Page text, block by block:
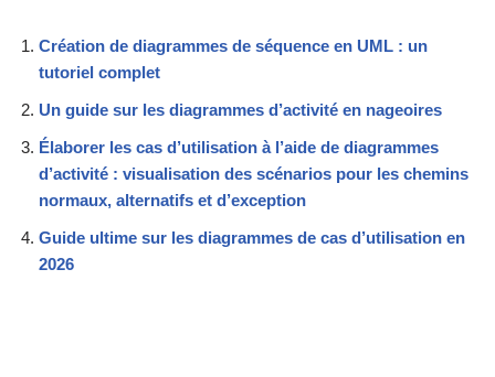
Création de diagrammes de séquence en UML : un
tutoriel complet
Un guide sur les diagrammes d’activité en nageoires
Élaborer les cas d’utilisation à l’aide de diagrammes
d’activité : visualisation des scénarios pour les chemins
normaux, alternatifs et d’exception
Guide ultime sur les diagrammes de cas d’utilisation en
2026